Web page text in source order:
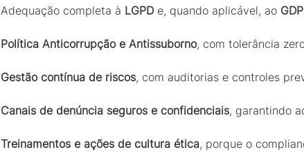
Adequação completa à LGPD e, quando aplicável, ao
Política Anticorrupção e Antissuborno, com tolerância
Gestão contínua de riscos, com auditorias e controles
Canais de denúncia seguros e confidenciais, garantindo
Treinamentos e ações de cultura ética, porque o